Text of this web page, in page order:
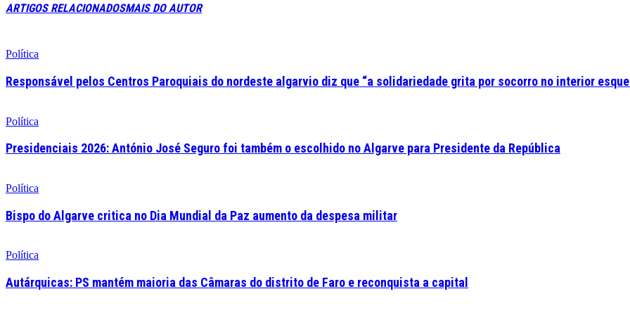
ARTIGOS RELACIONADOSMAIS DO AUTOR
Política
Responsável pelos Centros Paroquiais do nordeste algarvio diz que “a solidariedade grita por socorro no interior
Política
Presidenciais 2026: António José Seguro foi também o escolhido no Algarve para Presidente da República
Política
Bispo do Algarve critica no Dia Mundial da Paz aumento da despesa militar
Política
Autárquicas: PS mantém maioria das Câmaras do distrito de Faro e reconquista a capital